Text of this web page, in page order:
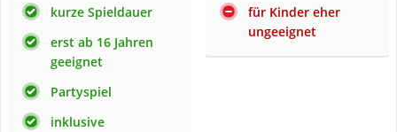
kurze Spieldauer
erst ab 16 Jahren
geeignet
Partyspiel
inklusive
für Kinder eher
ungeeignet